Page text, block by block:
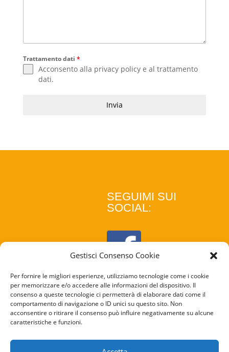
Gestisci Consenso Cookie
Per fornire le migliori esperienze, utilizziamo tecnologie come i cookie
per memorizzare e/o accedere alle informazioni del dispositivo. Il
consenso a queste tecnologie ci permetterà di elaborare dati come il
comportamento di navigazione o ID unici su questo sito. Non
acconsentire o ritirare il consenso può influire negativamente su alcune
caratteristiche e funzioni.
Trattamento dati *
Acconsento alla privacy policye al trattamento
dati.
Invia
SEGUIMI SUI
SOCIAL:
COOKIE
POLICY